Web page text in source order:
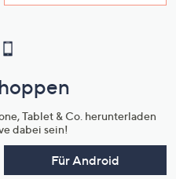
Tablet & Co. herunterladen
dabei sein!
Für Android